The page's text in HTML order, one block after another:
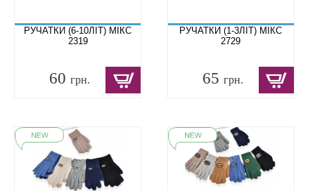
РУЧАТКИ (6-10ЛІТ) МІКС
2319
60грн.
РУЧАТКИ (1-3ЛІТ) МІКС
2729
65 грн.